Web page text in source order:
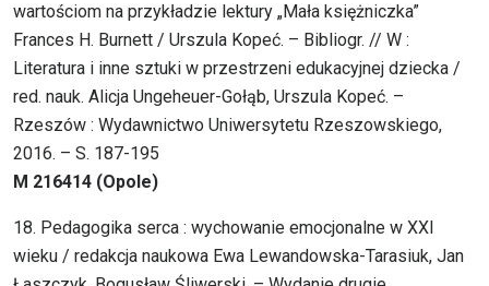
wartościom na przykładzie lektury „Mała księżniczka”
Frances H. Burnett / Urszula Kopeć. – Bibliogr. // W :
Literatura i inne sztuki w przestrzeni edukacyjnej dziecka /
red. nauk. Alicja Ungeheuer-Gołąb, Urszula Kopeć. –
Rzeszów : Wydawnictwo Uniwersytetu Rzeszowskiego,
2016. – S. 187-195
M 216414 (Opole)
18. Pedagogika serca : wychowanie emocjonalne w XXI
wieku / redakcja naukowa Ewa Lewandowska-Tarasiuk, Jan